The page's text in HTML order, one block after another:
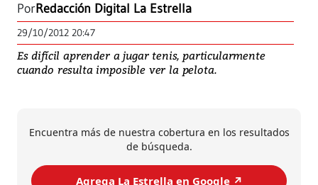
PorRedacción Digital La Estrella
29/10/2012 20:47
Es difícil aprender a jugar tenis, particularmente
cuando resulta imposible ver la pelota.
Encuentra más de nuestra cobertura en los resultados
de búsqueda.
Agrega La Estrella en Google ↗️